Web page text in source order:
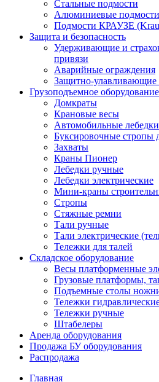
Стальные подмости
Алюминиевые подмости
Подмости КРАУЗЕ
Защита и безопасность
Удерживающие и
привязи
Аварийные ограждения
Защитно-
Грузоподъемное оборудование
Домкраты
Крановые весы
Автомобильные лебедки
Буксировочные стропы
Захваты
Краны Пионер
Лебедки ручные
Лебедки электрические
Мини-краны
Стропы
Стяжные ремни
Тали ручные
Тали электрические
Тележки для талей
Складское оборудование
Весы платформенные
Грузовые платформы,
Подъемные столы
Тележки
Тележки ручные
Штабелеры
Аренда оборудования
Продажа БУ оборудования
Распродажа
Главная